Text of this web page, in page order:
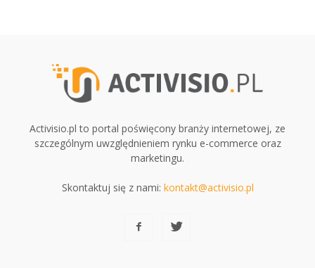
Activisio.pl to portal poświęcony branży internetowej, ze
szczególnym uwzględnieniem rynku e-commerce oraz
marketingu.
Skontaktuj się z nami: kontakt@activisio.pl